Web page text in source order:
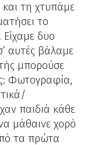
τη χτυπάμε
το
δυο
αυτές βάλαμε
μπορούσε
Φωτογραφία,
παιδιά κάθε
μάθαινε χορό
τα πρώτα